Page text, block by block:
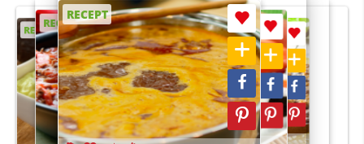
RECEPT
RECEPT
RECEPT
RECEPT
RECEPT